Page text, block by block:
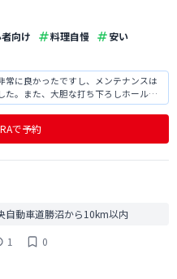
向け 料理自慢
安い
常に良かったですし、メンテナンスは
た。また、大胆な打ち下ろしホールな
の焼き肉も大変美味しかったです。
で予約
自動車道勝沼から10km以内
1 0